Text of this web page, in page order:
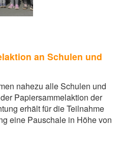
an Schulen und
nahezu alle Schulen und
Papiersammelaktion der
erhält für die Teilnahme
eine Pauschale in Höhe von